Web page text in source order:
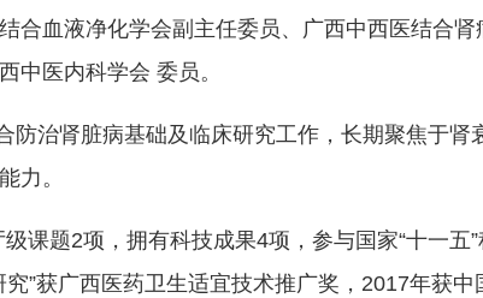
合血液净化学会副主任委员、广西中西医结合肾
中医内科学会 委员。
治肾脏病基础及临床研究工作，长期聚焦于肾
力。
课题2项，拥有科技成果4项，参与国家“十一五”
”获广西医药卫生适宜技术推广奖，2017年获中